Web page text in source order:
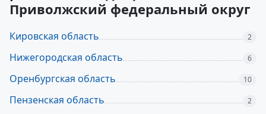
Приволжский федеральный округ
Кировская область 2
Нижегородская область 6
Оренбургская область 10
Пензенская область 2